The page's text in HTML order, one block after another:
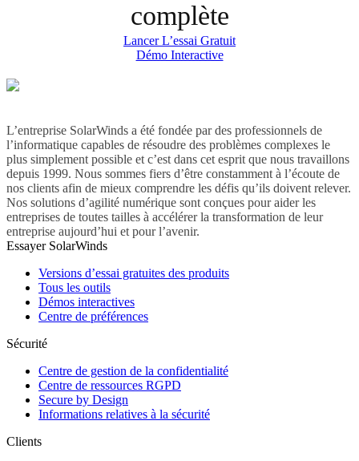
complète
Lancer L’essai Gratuit
Démo Interactive
L’entreprise SolarWinds a été fondée par des professionnels de
l’informatique capables de résoudre des problèmes complexes le
plus simplement possible et c’est dans cet esprit que nous travaillons
depuis 1999. Nous sommes fiers d’être constamment à l’écoute de
nos clients afin de mieux comprendre les défis qu’ils doivent relever.
Nos solutions d’agilité numérique sont conçues pour aider les
entreprises de toutes tailles à accélérer la transformation de leur
entreprise aujourd’hui et pour l’avenir.
Essayer SolarWinds
Versions d’essai gratuites des produits
Tous les outils
Démos interactives
Centre de préférences
Sécurité
Centre de gestion de la confidentialité
Centre de ressources RGPD
Secure by Design
Informations relatives à la sécurité
Clients